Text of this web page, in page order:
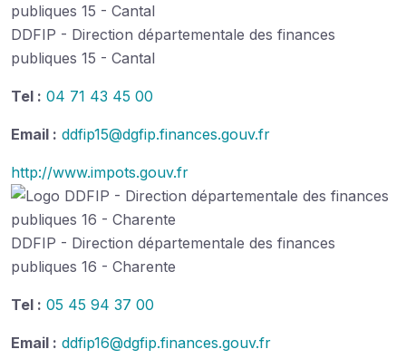
DDFIP - Direction départementale des finances
publiques 15 - Cantal
Tel : 04 71 43 45 00
Email : ddfip15@dgfip.finances.gouv.fr
http://www.impots.gouv.fr
DDFIP - Direction départementale des finances
publiques 16 - Charente
Tel : 05 45 94 37 00
Email : ddfip16@dgfip.finances.gouv.fr